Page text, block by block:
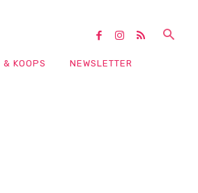
& KOOPS NEWSLETTER